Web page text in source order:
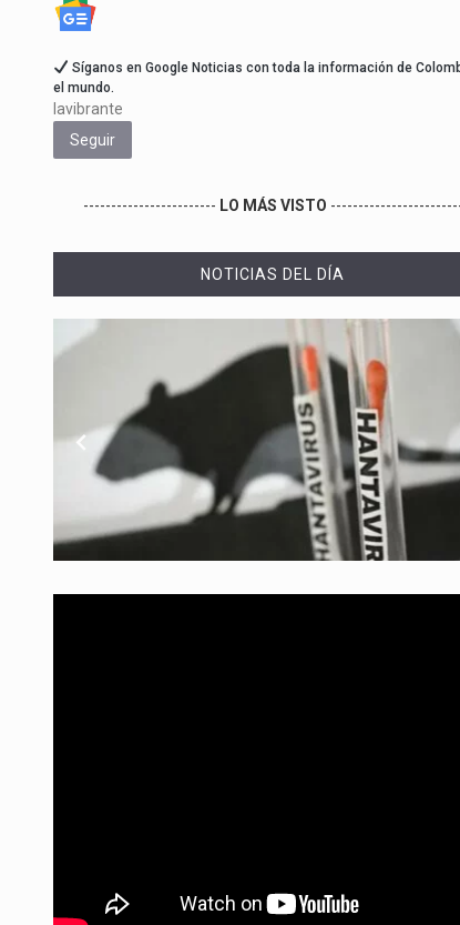
Síganos en Google Noticias con toda la información de
el mundo.
lavibrante
Seguir
------------------------ LO MÁS VISTO
NOTICIAS DEL DÍA